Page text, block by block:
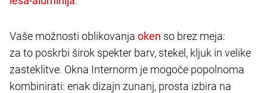
Vaše možnosti oblikovanja
so brez meja:
za to poskrbi širok spekter barv, stekel, kljuk in velike
zasteklitve. Okna Internorm je mogoče popolnoma
kombinirati: enak dizajn zunanj, prosta izbira na